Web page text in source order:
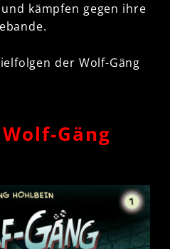
kämpfen gegen ihre
der Wolf-Gäng
Gäng